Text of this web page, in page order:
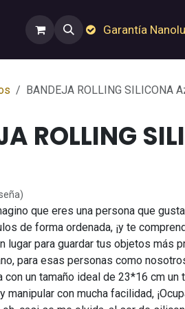
Sobre Nosotros Empleos
Garantía
BANDEJA ROLLING SILICONA
ROLLING
que eres una persona que
de forma ordenada, ¡y te
lugar para guardar tus objetos más
para esas personas como
con un tamaño ideal de 23*16 cm un
manipular con mucha facilidad,